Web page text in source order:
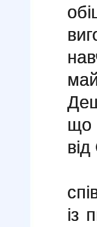
що
із